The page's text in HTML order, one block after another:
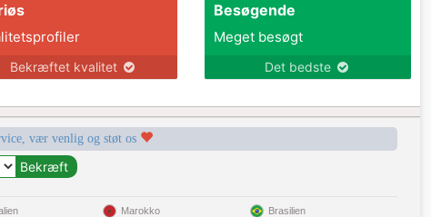
Bekræftet kvalitet
Besøgende
Meget besøgt
Det bedste
vær venlig og støt os
Marokko Brasilien